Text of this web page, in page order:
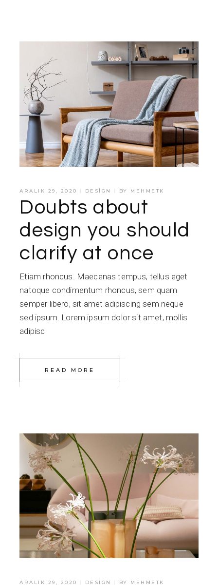
ARALIK 29, 2020 DESIGN BY MEHMETK
Doubts about
design you should
clarify at once
Etiam rhoncus. Maecenas tempus, tellus eget
natoque condimentum rhoncus, sem quam
semper libero, sit amet adipiscing sem neque
sed ipsum. Lorem ipsum dolor sit amet, mollis
adipisc
READ MORE
ARALIK 29, 2020 DESIGN BY MEHMETK